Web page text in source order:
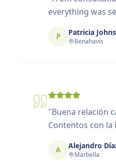
everything was
P Patricia
Benahavís
"Buena relación
Contentos con la
A Alejandro
Marbella